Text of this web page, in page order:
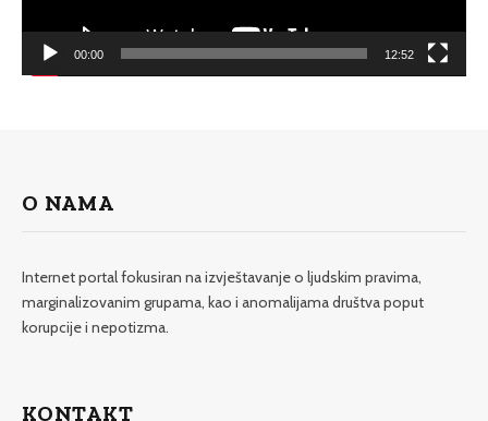
00:00 12:52
O NAMA
Internet portal fokusiran na izvještavanje o ljudskim pravima,
marginalizovanim grupama, kao i anomalijama društva poput
korupcije i nepotizma.
KONTAKT